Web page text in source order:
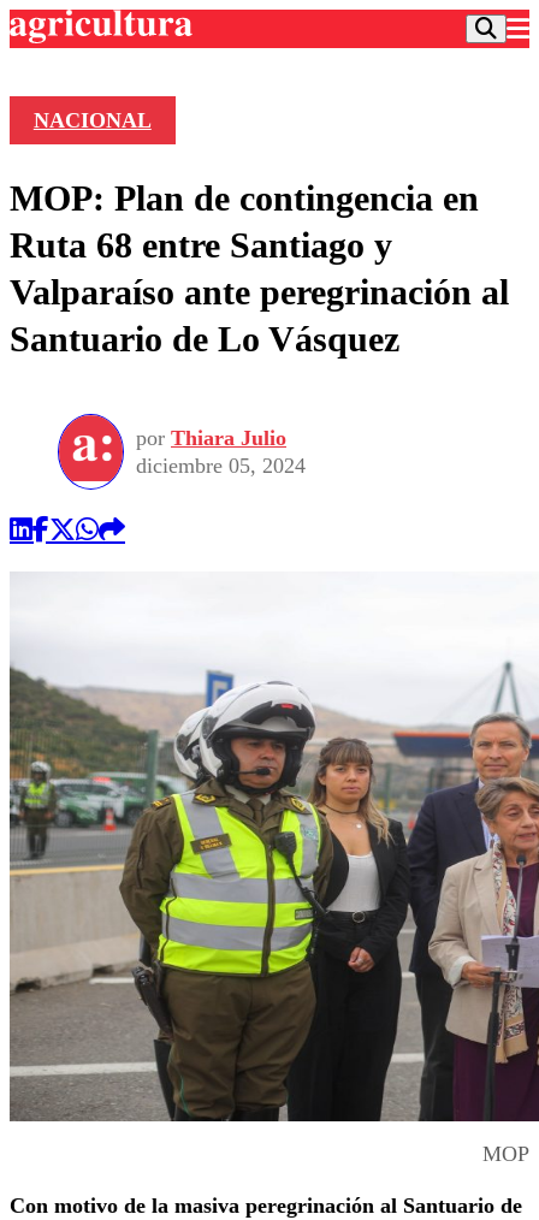
Frecuencias
Agricultura TV
Deportes
Colo Colo
Motor
Torneo Internacional
Torneo Nacional
Entretención
Noticias
Internacional
Nacional
Vida Social
Programas
Comercial
NACIONAL
MOP: Plan de contingencia en
Ruta 68 entre Santiago y
Valparaíso ante peregrinación al
Santuario de Lo Vásquez
por Thiara Julio
diciembre 05, 2024
MOP
Con motivo de la masiva peregrinación al Santuario de